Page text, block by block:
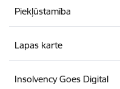
Piekļūstamība
Lapas karte
Insolvency Goes Digital